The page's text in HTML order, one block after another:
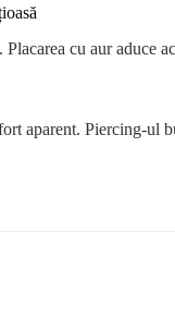
cu aur
aparent. Piercing-